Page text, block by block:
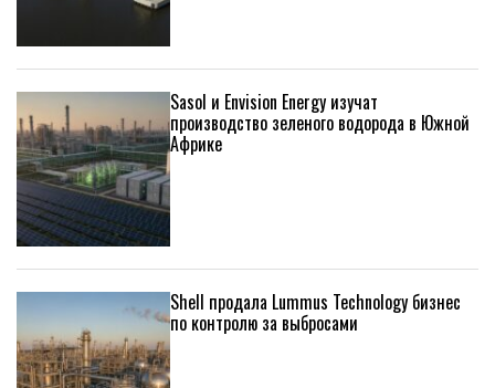
Sasol и Envision Energy изучат
производство зеленого водорода в Южной
Африке
Shell продала Lummus Technology бизнес
по контролю за выбросами